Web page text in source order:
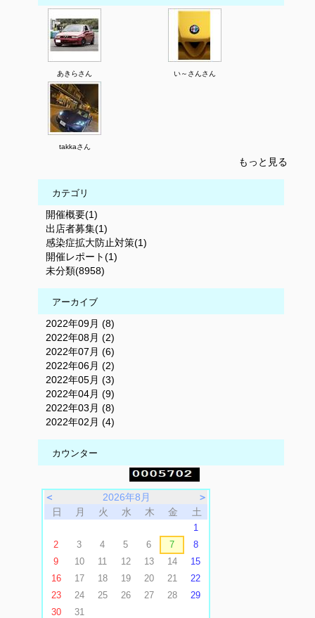
あきらさん い～さんさん
takkaさん
もっと見る
カテゴリ
開催概要(1)
出店者募集(1)
感染症拡大防止対策(1)
開催レポート(1)
未分類(8958)
アーカイブ
2022年09月 (8)
2022年08月 (2)
2022年07月 (6)
2022年06月 (2)
2022年05月 (3)
2022年04月 (9)
2022年03月 (8)
2022年02月 (4)
カウンター
＜ 2026年8月
＞
日
月 火 水 木 金 土
1
2
3 4 5 6 7
8
9
10 11 12 13 14
15
16
17 18 19 20 21
22
23
24 25 26 27 28
29
30
31